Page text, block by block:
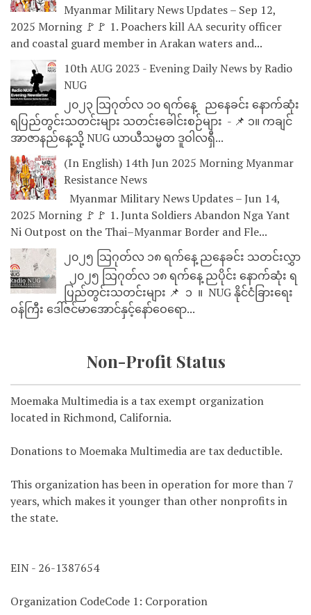
Myanmar Military News Updates – Sep 12,
2025 Morning 🚩🚩 1. Poachers kill AA security officer
and coastal guard member in Arakan waters and...
10th AUG 2023 - Evening Daily News by Radio
NUG
၂၀၂၃ သြဂုတ်လ ၁၀ ရက်နေ့ ညနေခင်း နောက်ဆုံး
ရပြည်တွင်းသတင်းများ သတင်းခေါင်းစဉ်များ - 📌 ၁။ ကချင်
အာဇာနည်နေ့သို့ NUG ယာယီသမ္မတ ဒူဝါလရှီ...
(In English) 14th Jun 2025 Morning Myanmar
Resistance News
Myanmar Military News Updates – Jun 14,
2025 Morning 🚩🚩 1. Junta Soldiers Abandon Nga Yant
Ni Outpost on the Thai–Myanmar Border and Fle...
၂၀၂၅ သြဂုတ်လ ၁၈ ရက်နေ့ ညနေခင်း သတင်းလွှာ
၂၀၂၅ သြဂုတ်လ ၁၈ ရက်နေ့ ညပိုင်း နောက်ဆုံး ရ
ပြည်တွင်းသတင်းများ 📌 ⁨⁨⁨⁨ ၁ ⁨ ။ ⁨ NUG နိုင်ငံခြားရေး
ဝန်ကြီး ဒေါ်ဇင်မာအောင်နှင့်နော်ဝေရော...
Non-Profit Status
Moemaka Multimedia is a tax exempt organization
located in Richmond, California.
Donations to Moemaka Multimedia are tax deductible.
This organization has been in operation for more than 7
years, which makes it younger than other nonprofits in
the state.
EIN - 26-1387654
Organization CodeCode 1: Corporation